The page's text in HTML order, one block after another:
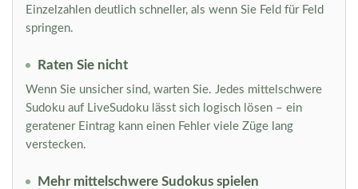
Einzelzahlen deutlich schneller, als wenn Sie Feld für Feld
springen.
Raten Sie nicht
Wenn Sie unsicher sind, warten Sie. Jedes mittelschwere
Sudoku auf LiveSudoku lässt sich logisch lösen – ein
geratener Eintrag kann einen Fehler viele Züge lang
verstecken.
Mehr mittelschwere Sudokus spielen